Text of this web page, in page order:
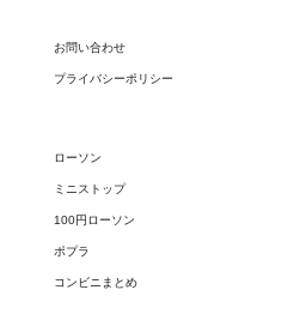
お問い合わせ
プライバシーポリシー
ローソン
ミニストップ
100円ローソン
ポプラ
コンビニまとめ